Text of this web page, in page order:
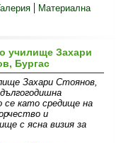
Материална
училище Захари
Бургас
Захари Стоянов,
се като средище на
и
с ясна визия за